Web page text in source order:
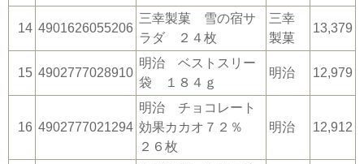
14 4901626055206
三幸製菓 雪の宿サ
ラダ ２４枚
三幸
製菓
13,379
15 4902777028910
明治 ベストスリー
袋 １８４ｇ
明治 12,979
16 4902777021294
明治 チョコレート
効果カカオ７２％
２６枚
明治 12,912